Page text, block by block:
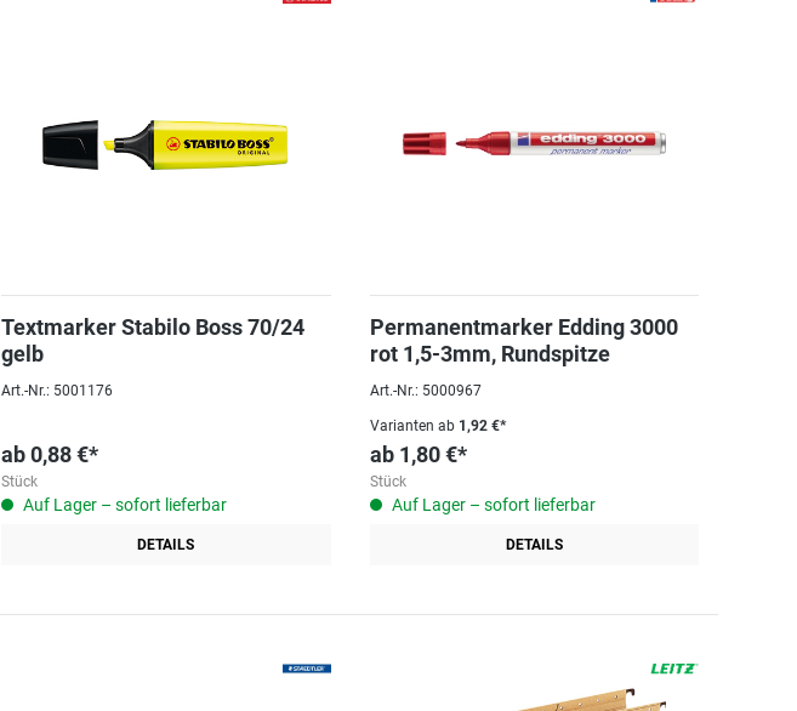
Textmarker Stabilo Boss 70/24
gelb
Art.-Nr.: 5001176
ab0,88 €*
Stück
Auf Lager – sofort lieferbar
DETAILS
Permanentmarker Edding 3000
rot 1,5-3mm, Rundspitze
Art.-Nr.: 5000967
Varianten ab1,92 €*
ab 1,80 €*
Stück
Auf Lager – sofort lieferbar
DETAILS